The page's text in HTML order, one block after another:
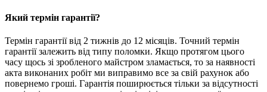
Який термін гарантії?
Термін гарантії від 2 тижнів до 12 місяців. Точний термін
гарантії залежить від типу поломки. Якщо протягом цього
часу щось зі зробленого майстром зламається, то за наявності
акта виконаних робіт ми виправимо все за свій рахунок або
повернемо гроші. Гарантія поширюється тільки за відсутності